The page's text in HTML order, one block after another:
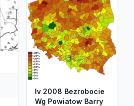
Iv 2008 Bezrobocie
Wg Powiatow Barry